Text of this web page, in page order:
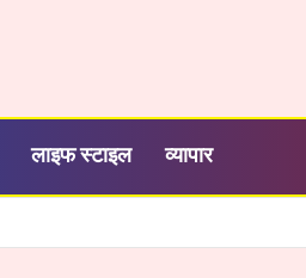
लाइफ स्टाइल व्यापार
ढाबा मे डीजल चोरी का खेल बेनकाब, पुलिस की